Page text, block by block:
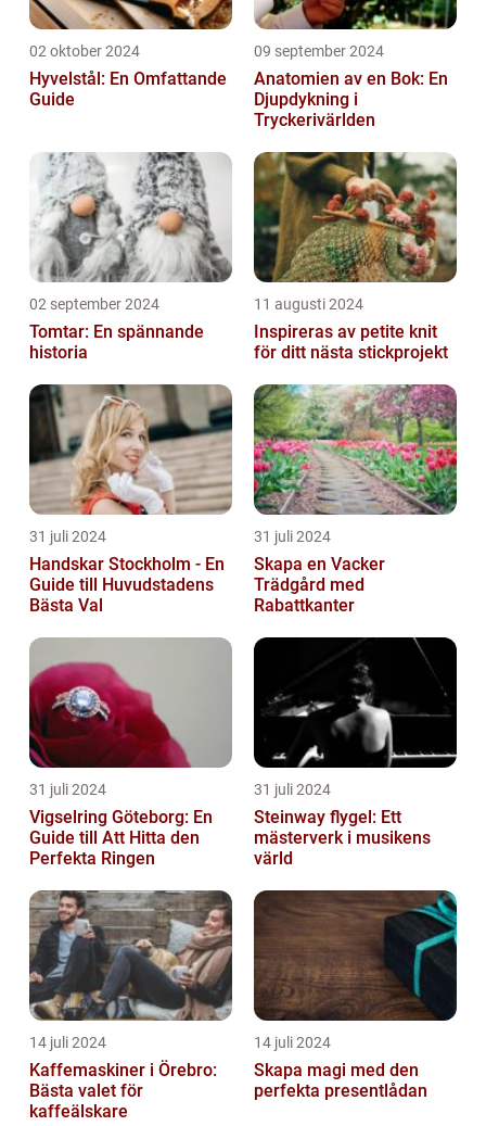
02 oktober 2024
Hyvelstål: En Omfattande
Guide
09 september 2024
Anatomien av en Bok: En
Djupdykning i
Tryckerivärlden
02 september 2024
Tomtar: En spännande
historia
11 augusti 2024
Inspireras av petite knit
för ditt nästa stickprojekt
31 juli 2024
Handskar Stockholm - En
Guide till Huvudstadens
Bästa Val
31 juli 2024
Skapa en Vacker
Trädgård med
Rabattkanter
31 juli 2024
Vigselring Göteborg: En
Guide till Att Hitta den
Perfekta Ringen
31 juli 2024
Steinway flygel: Ett
mästerverk i musikens
värld
14 juli 2024
Kaffemaskiner i Örebro:
Bästa valet för
kaffeälskare
14 juli 2024
Skapa magi med den
perfekta presentlådan